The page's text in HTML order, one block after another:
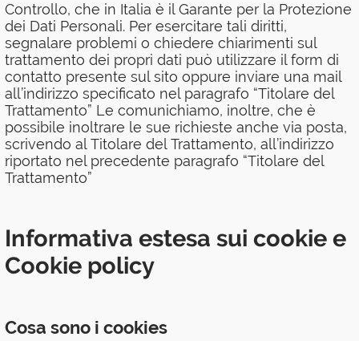
Controllo, che in Italia è il Garante per la Protezione
dei Dati Personali. Per esercitare tali diritti,
segnalare problemi o chiedere chiarimenti sul
trattamento dei propri dati può utilizzare il form di
contatto presente sul sito oppure inviare una mail
all’indirizzo specificato nel paragrafo “Titolare del
Trattamento” Le comunichiamo, inoltre, che è
possibile inoltrare le sue richieste anche via posta,
scrivendo al Titolare del Trattamento, all’indirizzo
riportato nel precedente paragrafo “Titolare del
Trattamento”
Informativa estesa sui cookie e
Cookie policy
Cosa sono i cookies